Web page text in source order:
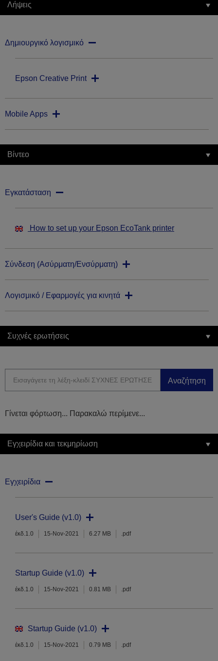
Λήψεις
Δημιουργικό λογισμικό
Epson Creative Print
Mobile Apps
Βίντεο
Εγκατάσταση
How to set up your Epson EcoTank printer
Σύνδεση (Ασύρματη/Ενσύρματη)
Λογισμικό / Εφαρμογές για κινητά
Συχνές ερωτήσεις
Αναζήτηση
Γίνεται φόρτωση... Παρακαλώ περίμενε...
Εγχειρίδια και τεκμηρίωση
Εγχειρίδια
User's Guide (v1.0)
έκδ.1.0 15-Nov-2021 6.27 MB .pdf
Startup Guide (v1.0)
έκδ.1.0 15-Nov-2021 0.81 MB .pdf
Startup Guide (v1.0)
έκδ.1.0 15-Nov-2021 0.79 MB .pdf